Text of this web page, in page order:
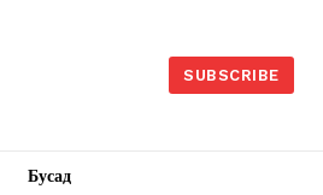
SUBSCRIBE
Бусад